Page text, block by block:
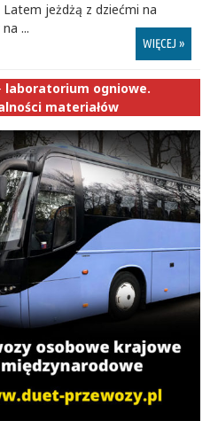
jeżdżą z dziećmi na
...
WIĘCEJ »
laboratorium ogniowe.
materiałów